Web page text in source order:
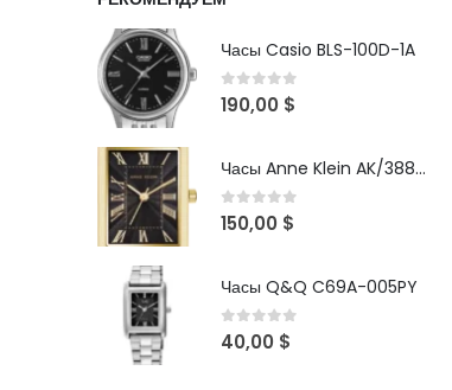
Часы Casio BLS-100D-1A
0out of 5
190,00 $
Часы Anne Klein AK/3882BKGB
0out of 5
150,00 $
Часы Q&Q C69A-005PY
0 out of 5
40,00 $